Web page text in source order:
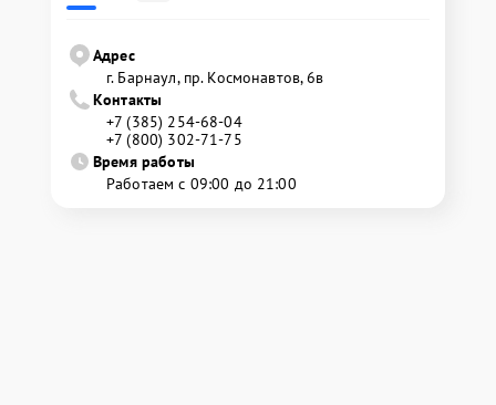
Адрес
г. Барнаул, ​пр. Космонавтов, 6в
Контакты
+7 (385) 254-68-04
+7 (800) 302-71-75
Время работы
Работаем с 09:00 до 21:00